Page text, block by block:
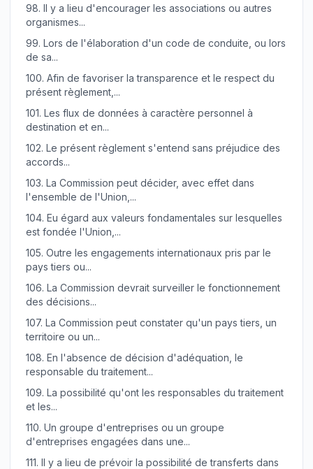
98. Il y a lieu d'encourager les associations ou autres
organismes...
99. Lors de l'élaboration d'un code de conduite, ou lors
de sa...
100. Afin de favoriser la transparence et le respect du
présent règlement,...
101. Les flux de données à caractère personnel à
destination et en...
102. Le présent règlement s'entend sans préjudice des
accords...
103. La Commission peut décider, avec effet dans
l'ensemble de l'Union,...
104. Eu égard aux valeurs fondamentales sur lesquelles
est fondée l'Union,...
105. Outre les engagements internationaux pris par le
pays tiers ou...
106. La Commission devrait surveiller le fonctionnement
des décisions...
107. La Commission peut constater qu'un pays tiers, un
territoire ou un...
108. En l'absence de décision d'adéquation, le
responsable du traitement...
109. La possibilité qu'ont les responsables du traitement
et les...
110. Un groupe d'entreprises ou un groupe
d'entreprises engagées dans une...
111. Il y a lieu de prévoir la possibilité de transferts dans